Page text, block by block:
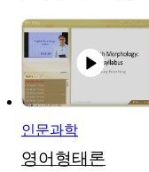
인문과학
영어형태론